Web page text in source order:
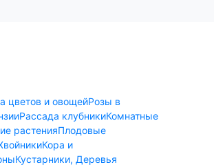
цветов и овощейРозы в
Рассада клубникиКомнатные
растенияПлодовые
Кора и
Кустарники, Деревья